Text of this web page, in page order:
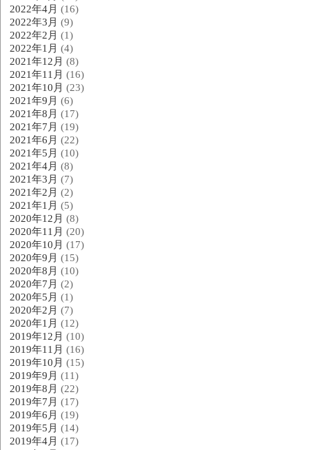
2022年4月 (16)
2022年3月 (9)
2022年2月 (1)
2022年1月 (4)
2021年12月 (8)
2021年11月 (16)
2021年10月 (23)
2021年9月 (6)
2021年8月 (17)
2021年7月 (19)
2021年6月 (22)
2021年5月 (10)
2021年4月 (8)
2021年3月 (7)
2021年2月 (2)
2021年1月 (5)
2020年12月 (8)
2020年11月 (20)
2020年10月 (17)
2020年9月 (15)
2020年8月 (10)
2020年7月 (2)
2020年5月 (1)
2020年2月 (7)
2020年1月 (12)
2019年12月 (10)
2019年11月 (16)
2019年10月 (15)
2019年9月 (11)
2019年8月 (22)
2019年7月 (17)
2019年6月 (19)
2019年5月 (14)
2019年4月 (17)